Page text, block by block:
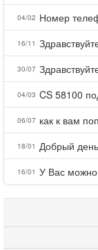
04/02
16/11
30/07
04/03 CS 58100
06/07
18/01
16/01